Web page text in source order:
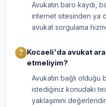
Avukatın baro kaydı,
internet sitesinden ya
avukat sorgulama
Kocaeli'da avukat
etmeliyim?
Avukatın bağlı olduğu
istediğiniz konudaki
yaklaşımını